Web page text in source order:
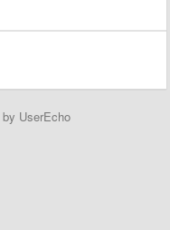
by UserEcho